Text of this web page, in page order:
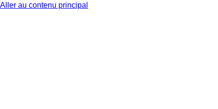
Aller au contenu principal